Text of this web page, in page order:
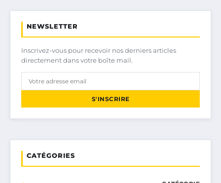
NEWSLETTER
Inscrivez-vous pour recevoir nos derniers articles
directement dans votre boîte mail.
S'INSCRIRE
CATÉGORIES